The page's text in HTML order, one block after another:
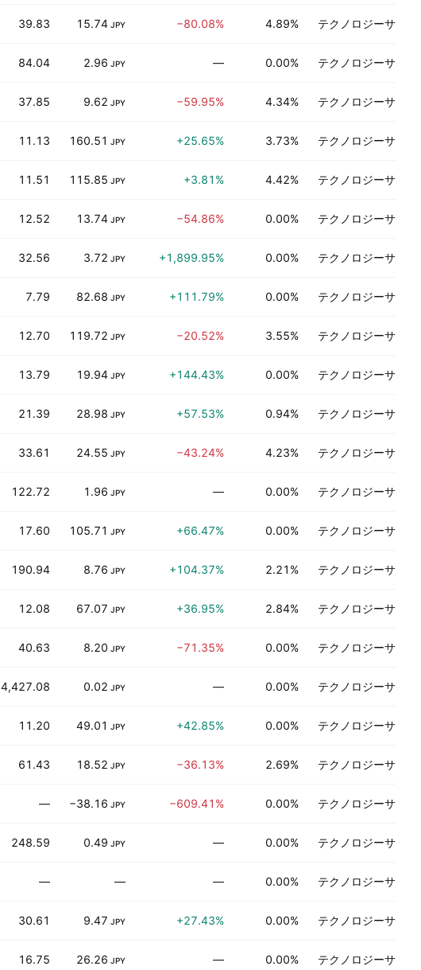
39.83 15.74 JPY −80.08% 4.89% テクノロジーサービ
84.04 2.96 JPY — 0.00% テクノロジーサービ
37.85 9.62 JPY −59.95% 4.34% テクノロジーサービ
11.13 160.51 JPY +25.65% 3.73% テクノロジーサービ
11.51 115.85 JPY +3.81% 4.42% テクノロジーサービ
12.52 13.74 JPY −54.86% 0.00% テクノロジーサービ
32.56 3.72 JPY +1,899.95% 0.00% テクノロジーサービ
7.79 82.68 JPY +111.79% 0.00% テクノロジーサービ
12.70 119.72 JPY −20.52% 3.55% テクノロジーサービ
13.79 19.94 JPY +144.43% 0.00% テクノロジーサービ
21.39 28.98 JPY +57.53% 0.94% テクノロジーサービ
33.61 24.55 JPY −43.24% 4.23% テクノロジーサービ
122.72 1.96 JPY — 0.00% テクノロジーサービ
17.60 105.71 JPY +66.47% 0.00% テクノロジーサービ
190.94 8.76 JPY +104.37% 2.21% テクノロジーサービ
12.08 67.07 JPY +36.95% 2.84% テクノロジーサービ
40.63 8.20 JPY −71.35% 0.00% テクノロジーサービ
4,427.08 0.02 JPY — 0.00% テクノロジーサービ
11.20 49.01 JPY +42.85% 0.00% テクノロジーサービ
61.43 18.52 JPY −36.13% 2.69% テクノロジーサービ
— −38.16 JPY −609.41% 0.00% テクノロジーサービ
248.59 0.49 JPY — 0.00% テクノロジーサービ
— — — 0.00% テクノロジーサービ
30.61 9.47 JPY +27.43% 0.00% テクノロジーサービ
16.75 26.26 JPY — 0.00% テクノロジーサービ